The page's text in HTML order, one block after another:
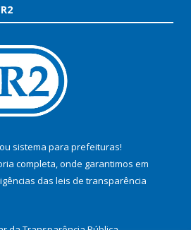
ou sistema para prefeituras!
completa, onde garantimos em
das leis de transparência